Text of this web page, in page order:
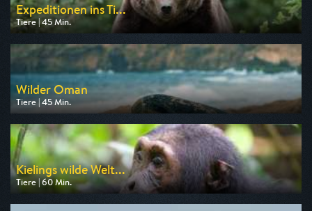
Expeditionen ins Ti...
Tiere | 45 Min.
Ausgestrahlt von NDR
am 12.08.2026, 20:15
Wilder Oman
Tiere | 45 Min.
Ausgestrahlt von arte
am 11.08.2026, 17:50
Kielings wilde Welt...
Tiere | 60 Min.
Ausgestrahlt von 3sat
am 10.08.2026, 06:00